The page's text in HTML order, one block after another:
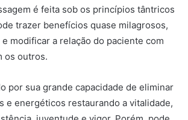
é feita sob os princípios tântricos
trazer benefícios quase milagrosos,
modificar a relação do paciente com
os outros.
por sua grande capacidade de eliminar
e energéticos restaurando a vitalidade,